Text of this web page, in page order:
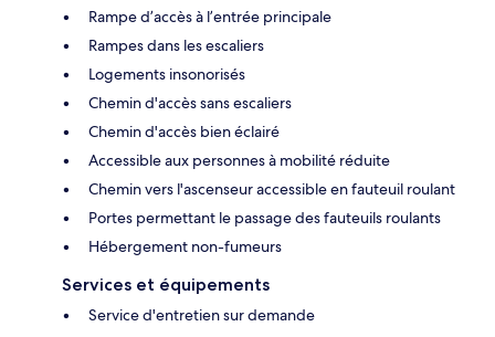
Rampe d’accès à l’entrée principale
Rampes dans les escaliers
Logements insonorisés
Chemin d'accès sans escaliers
Chemin d'accès bien éclairé
Accessible aux personnes à mobilité réduite
Chemin vers l'ascenseur accessible en fauteuil roulant
Portes permettant le passage des fauteuils roulants
Hébergement non-fumeurs
Services et équipements
Service d'entretien sur demande